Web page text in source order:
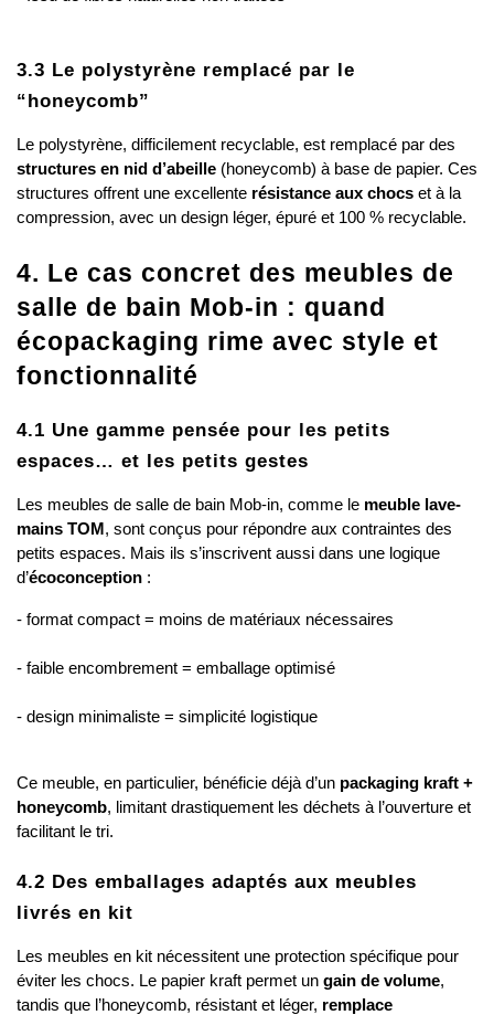
3.3 Le polystyrène remplacé par le
“honeycomb”
structures en nid d’abeille (honeycomb) à base de papier. Ces
structures offrent une excellente résistance aux chocs et à la
compression, avec un design léger, épuré et 100 % recyclable.
4. Le cas concret des meubles de
salle de bain Mob-in : quand
écopackaging rime avec style et
fonctionnalité
4.1 Une gamme pensée pour les petits
espaces… et les petits gestes
Les meubles de salle de bain Mob-in, comme le meuble lave-
mains TOM , sont conçus pour répondre aux contraintes des
petits espaces. Mais ils s’inscrivent aussi dans une logique
d’écoconception :
- format compact = moins de matériaux nécessaires
- faible encombrement = emballage optimisé
- design minimaliste = simplicité logistique
Ce meuble, en particulier, bénéficie déjà d’un packaging kraft +
honeycomb, limitant drastiquement les déchets à l’ouverture et
facilitant le tri.
4.2 Des emballages adaptés aux meubles
livrés en kit
Les meubles en kit nécessitent une protection spécifique pour
éviter les chocs. Le papier kraft permet un gain de volume,
tandis que l’honeycomb, résistant et léger, remplace